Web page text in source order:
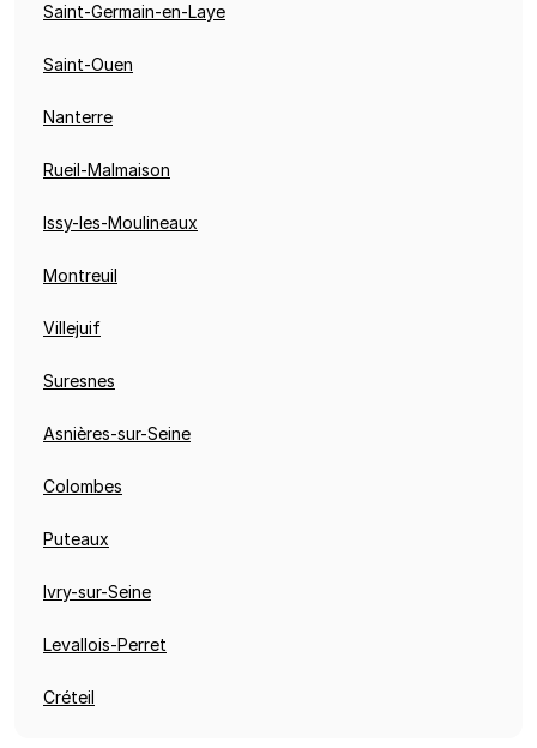
Saint-Germain-en-Laye
Saint-Ouen
Nanterre
Rueil-Malmaison
Issy-les-Moulineaux
Montreuil
Villejuif
Suresnes
Asnières-sur-Seine
Colombes
Puteaux
Ivry-sur-Seine
Levallois-Perret
Créteil